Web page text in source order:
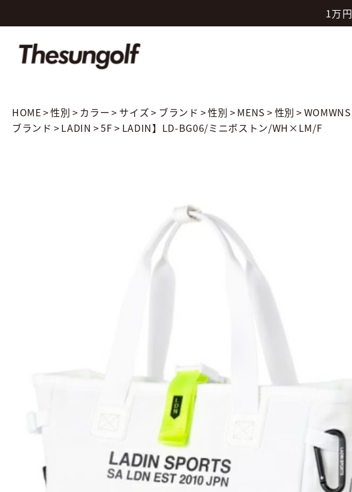
1万
HOME>性別 > カラー> サイズ> ブランド >性別 >MENS >性別 >WOMWNS
ブランド >LADIN >5F> LADIN】LD-BG06/ミニボストン/WH×LM/F